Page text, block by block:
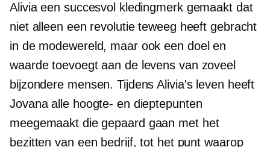
Alivia een succesvol kledingmerk gemaakt dat
niet alleen een revolutie teweeg heeft gebracht
in de modewereld, maar ook een doel en
waarde toevoegt aan de levens van zoveel
bijzondere mensen. Tijdens Alivia's leven heeft
Jovana alle hoogte- en dieptepunten
meegemaakt die gepaard gaan met het
bezitten van een bedrijf, tot het punt waarop